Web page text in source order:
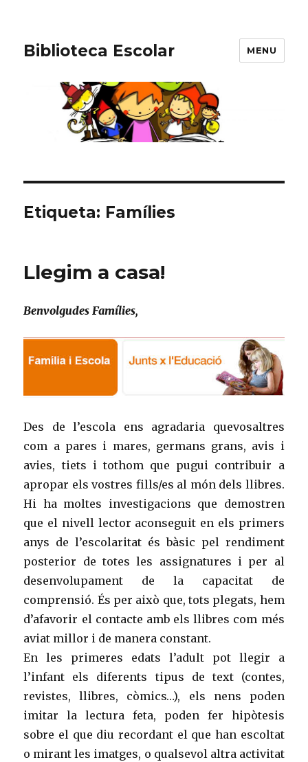
Biblioteca Escolar MENU
Etiqueta: Famílies
Llegim a casa!
Benvolgudes Famílies,
Des de l’escola ens agradaria quevosaltres
com a pares i mares, germans grans, avis i
avies, tiets i tothom que pugui contribuir a
apropar els vostres fills/es al món dels llibres.
Hi ha moltes investigacions que demostren
que el nivell lector aconseguit en els primers
anys de l’escolaritat és bàsic pel rendiment
posterior de totes les assignatures i per al
desenvolupament de la capacitat de
comprensió. És per això que, tots plegats, hem
d’afavorir el contacte amb els llibres com més
aviat millor i de manera constant.
En les primeres edats l’adult pot llegir a
l’infant els diferents tipus de text (contes,
revistes, llibres, còmics…), els nens poden
imitar la lectura feta, poden fer hipòtesis
sobre el que diu recordant el que han escoltat
o mirant les imatges, o qualsevol altra activitat